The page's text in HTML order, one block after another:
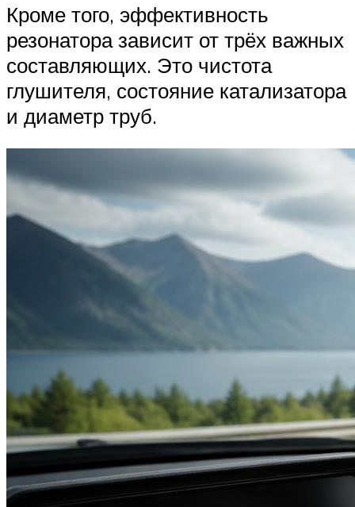
Кроме того, эффективность
резонатора зависит от трёх важных
составляющих. Это чистота
глушителя, состояние катализатора
и диаметр труб.